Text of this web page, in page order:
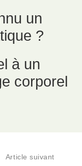
un
?
à un
corporel
Article suivant